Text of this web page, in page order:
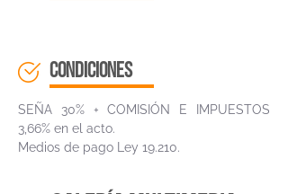
CONDICIONES
SEÑA 30% + COMISIÓN E IMPUESTOS
3,66% en el acto.
Medios de pago Ley 19.210.